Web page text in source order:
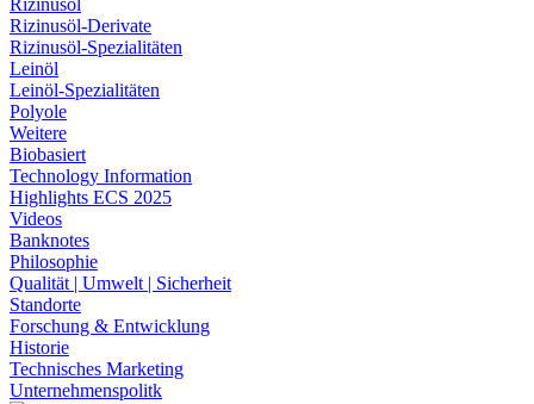
Rizinusöl-Derivate
Rizinusöl-Spezialitäten
Leinöl
Leinöl-Spezialitäten
Polyole
Weitere
Biobasiert
Technology Information
Highlights ECS 2025
Videos
Banknotes
Philosophie
Qualität | Umwelt | Sicherheit
Standorte
Forschung & Entwicklung
Historie
Technisches Marketing
Unternehmenspolitk